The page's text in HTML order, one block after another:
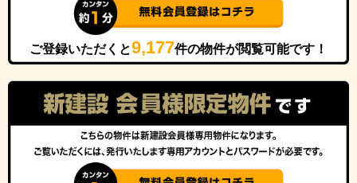
ご登録いただくと9,177件の物件が閲覧可能です！